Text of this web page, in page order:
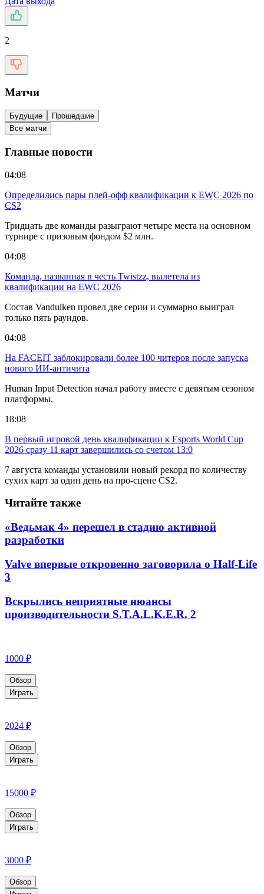
2
Матчи
Будущие
Прошедшие
Все матчи
Главные новости
04:08
Определились пары плей-офф квалификации к EWC 2026 по
CS2
Тридцать две команды разыграют четыре места на основном
турнире с призовым фондом $2 млн.
04:08
Команда, названная в честь Twistzz, вылетела из
квалификации на EWC 2026
Состав Vandulken провел две серии и суммарно выиграл
только пять раундов.
04:08
На FACEIT заблокировали более 100 читеров после запуска
нового ИИ-античита
Human Input Detection начал работу вместе с девятым сезоном
платформы.
18:08
В первый игровой день квалификации к Esports World Cup
2026 сразу 11 карт завершились со счетом 13:0
7 августа команды установили новый рекорд по количеству
сухих карт за один день на про-сцене CS2.
Читайте также
«Ведьмак 4» перешел в стадию активной
разработки
Valve впервые откровенно заговорила о Half-Life
3
Вскрылись неприятные нюансы
производительности S.T.A.L.K.E.R. 2
1000 ₽
Обзор
Играть
2024 ₽
Обзор
Играть
15000 ₽
Обзор
Играть
3000 ₽
Обзор